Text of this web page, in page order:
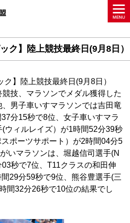
ク】陸上競技最終日(9月8日）
ク】陸上競技最終日(9月8日）
技、マラソンでメダル獲得した
男子車いすマラソンでは吉田竜
分15秒で8位、女子車いすマラ
ウィルレイズ）が1時間52分39秒
ポーツサポート）が2時間04分5
いマラソンは、堀越信司選手(N
秒で7位、T11クラスの和田伸
29分59秒で9位、熊谷豊選手(三
間32分26秒で10位の結果でし